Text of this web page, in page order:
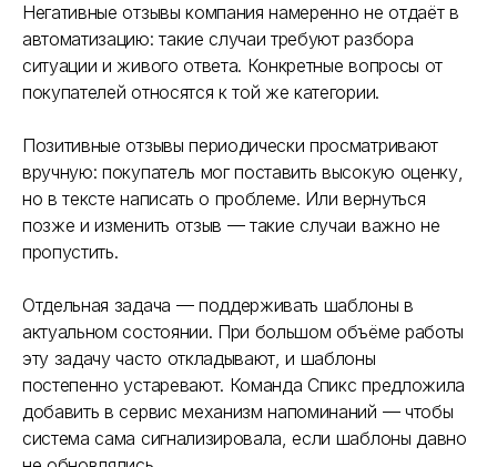
Негативные отзывы компания намеренно не отдаёт в
автоматизацию: такие случаи требуют разбора
ситуации и живого ответа. Конкретные вопросы от
покупателей относятся к той же категории.
Позитивные отзывы периодически просматривают
вручную: покупатель мог поставить высокую оценку,
но в тексте написать о проблеме. Или вернуться
позже и изменить отзыв — такие случаи важно не
пропустить.
Отдельная задача — поддерживать шаблоны в
актуальном состоянии. При большом объёме работы
эту задачу часто откладывают, и шаблоны
постепенно устаревают. Команда Спикс предложила
добавить в сервис механизм напоминаний — чтобы
система сама сигнализировала, если шаблоны давно
Название компании